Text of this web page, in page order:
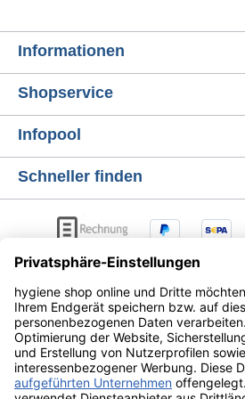
ineinandergelegt sind, wird
automatisch und vollständig
nachgezogen. Mit dem
von 20,6 x 32 cm bietet jedes
nur einem Tuch. Nachhaltigkeit mit FSC-
übernehmen ohne Verzicht
100% aus FSC-zertifiziertem
mit dem EU Ecolabel, erfüllt
strengste ökologische
die perfekte Wahl für
Umweltbewusstsein. Technische Daten und
System-Kompatibilität: Qualität: 100%
hochwertiger Zellstoff (hochweiß)
Informationen
Shopservice
Infopool
Schneller finden
AGB Lieferung &